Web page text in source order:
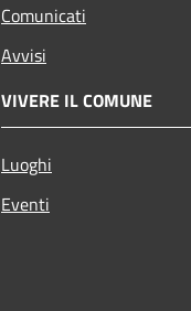
Comunicati
Avvisi
VIVERE IL COMUNE
Luoghi
Eventi